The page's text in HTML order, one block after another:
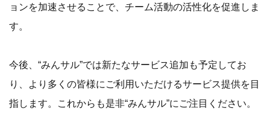
ョンを加速させることで、チーム活動の活性化を促進しま
す。
今後、“みんサル”では新たなサービス追加も予定してお
り、より多くの皆様にご利用いただけるサービス提供を目
指します。これからも是非“みんサル”にご注目ください。